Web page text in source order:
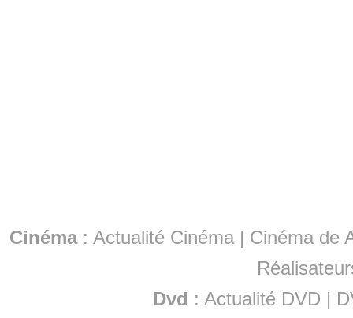
Cinéma: Actualité Cinéma | Cinéma de
Dvd : Actualité DVD |